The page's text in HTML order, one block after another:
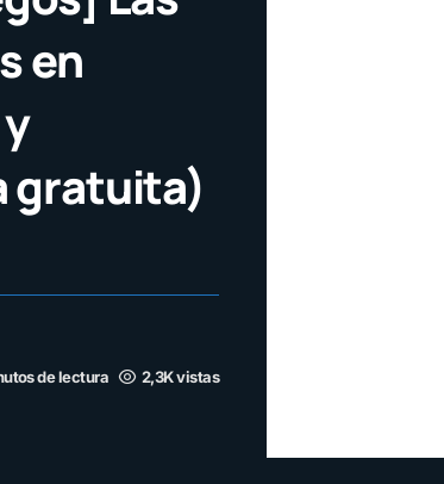
en
gratuita)
de lectura 2,3K vistas